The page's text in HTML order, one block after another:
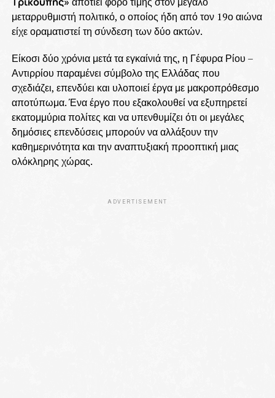
μεταρρυθμιστή πολιτικό, ο οποίος ήδη από τον 19ο αιώνα
είχε οραματιστεί τη σύνδεση των δύο ακτών.
Είκοσι δύο χρόνια μετά τα εγκαίνιά της, η Γέφυρα Ρίου –
Αντιρρίου παραμένει σύμβολο της Ελλάδας που
σχεδιάζει, επενδύει και υλοποιεί έργα με μακροπρόθεσμο
αποτύπωμα. Ένα έργο που εξακολουθεί να εξυπηρετεί
εκατομμύρια πολίτες και να υπενθυμίζει ότι οι μεγάλες
δημόσιες επενδύσεις μπορούν να αλλάξουν την
καθημερινότητα και την αναπτυξιακή προοπτική μιας
ολόκληρης χώρας.
ADVERTISEMENT